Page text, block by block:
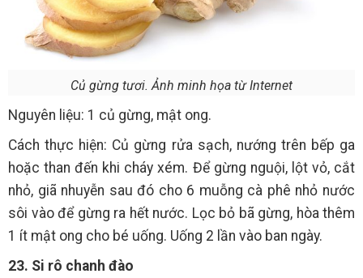
Củ gừng tươi. Ảnh minh họa từ Internet
Nguyên liệu: 1 củ gừng, mật ong.
Cách thực hiện: Củ gừng rửa sạch, nướng trên bếp ga
hoặc than đến khi cháy xém. Để gừng nguội, lột vỏ, cắt
nhỏ, giã nhuyễn sau đó cho 6 muỗng cà phê nhỏ nước
sôi vào để gừng ra hết nước. Lọc bỏ bã gừng, hòa thêm
1 ít mật ong cho bé uống. Uống 2 lần vào ban ngày.
23. Si rô chanh đào